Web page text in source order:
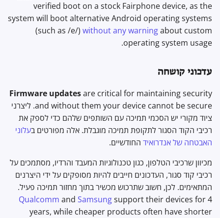
verified boot on a stock Fairphone device, as the
system will boot alternative Android operating systems
(such as /e/) without any warningabout custom
operating system usage.
עדכוני קושחה
Firmware updatesare critical for maintaining security
and without them your device cannot be secure. ליצרני
ציוד מקורי יש הסכמי תמיכה עם השותפים שלהם כדי לספק את
רכיבי הקוד הסגור לתקופת תמיכה מוגבלת. אלה מפורטים בעלוני
האבטחה של אנדרואיד החודשיים.
מכיוון שרכיבי הטלפון, כגון טכנולוגיות המעבד והרדיו, מסתמכים על
רכיבי קוד סגור, העדכונים חייבים להיות מסופקים על ידי היצרנים
המתאימים. לכן, חשוב שתרכוש מכשיר בתוך מחזור תמיכה פעיל.
Qualcomm and Samsungsupport their devices for 4
years, while cheaper products often have shorter